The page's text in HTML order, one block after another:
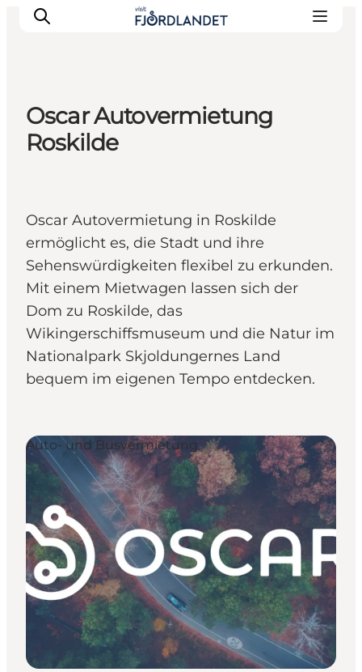
Städte & Orte
Erlebnisse
Oscar Autovermietung
Roskilde
Oscar Autovermietung in Roskilde
ermöglicht es, die Stadt und ihre
Sehenswürdigkeiten flexibel zu erkunden.
Mit einem Mietwagen lassen sich der
Dom zu Roskilde, das
Wikingerschiffsmuseum und die Natur im
Nationalpark Skjoldungernes Land
bequem im eigenen Tempo entdecken.
Auto- und Busvermietung